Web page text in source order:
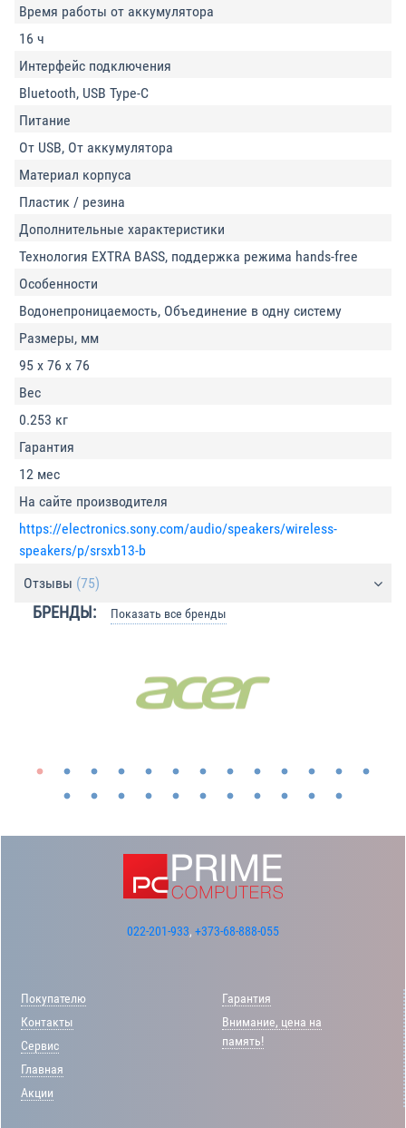
Время работы от аккумулятора
16 ч
Интерфейс подключения
Bluetooth, USB Type-C
Питание
От USB, От аккумулятора
Материал корпуса
Пластик / резина
Дополнительные характеристики
Технология EXTRA BASS, поддержка режима hands-free
Особенности
Водонепроницаемость, Объединение в одну систему
Размеры, мм
95 х 76 х 76
Вес
0.253 кг
Гарантия
12 мес
На сайте производителя
https://electronics.sony.com/audio/speakers/wireless-
speakers/p/srsxb13-b
Отзывы (75)
БРЕНДЫ: Показать все бренды
022-201-933, +373-68-888-055
Покупателю
Контакты
Сервис
Главная
Акции
Гарантия
Внимание, цена на
память!